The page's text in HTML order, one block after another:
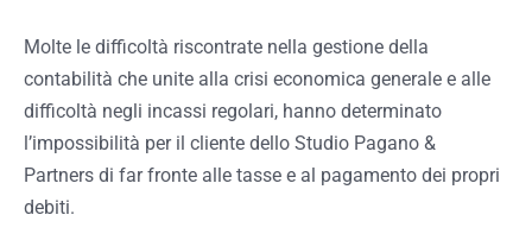
Molte le difficoltà riscontrate nella gestione della
contabilità che unite alla crisi economica generale e alle
difficoltà negli incassi regolari, hanno determinato
l’impossibilità per il cliente dello Studio Pagano &
Partners di far fronte alle tasse e al pagamento dei propri
debiti.